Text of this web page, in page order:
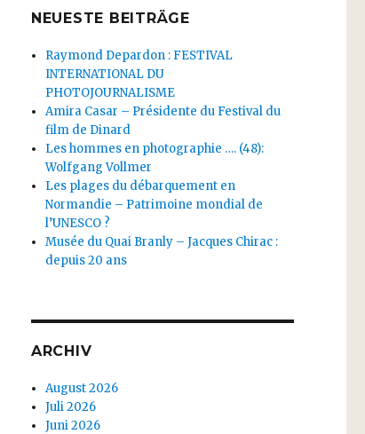
NEUESTE BEITRÄGE
Raymond Depardon : FESTIVAL
INTERNATIONAL DU
PHOTOJOURNALISME
Amira Casar – Présidente du Festival du
film de Dinard
Les hommes en photographie …. (48):
Wolfgang Vollmer
Les plages du débarquement en
Normandie – Patrimoine mondial de
l’UNESCO ?
Musée du Quai Branly – Jacques Chirac :
depuis 20 ans
ARCHIV
August 2026
Juli 2026
Juni 2026